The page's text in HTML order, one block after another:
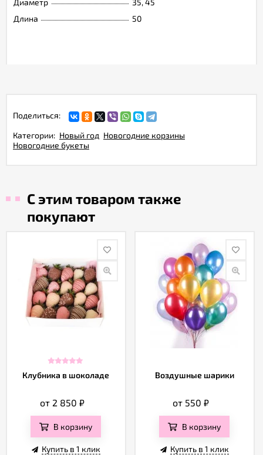
Диаметр
35, 45
Длина
50
Поделиться:
Категории: Новый год Новогодние корзины
Новогодние букеты
С этим товаром также
покупают
Клубника в шоколаде
от 2 850₽
В корзину
Купить в 1 клик
Воздушные шарики
от 550₽
В корзину
Купить в 1 клик